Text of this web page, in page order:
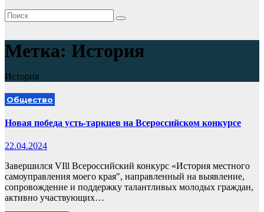
Метка: История
История
Общество
Новая победа усть-таркцев на Всероссийском конкурсе
22.04.2024
Завершился VIll Всероссийский конкурс «История местного
самоуправления моего края", направленный на выявление,
сопровождение и поддержку талантливых молодых граждан,
активно участвующих…